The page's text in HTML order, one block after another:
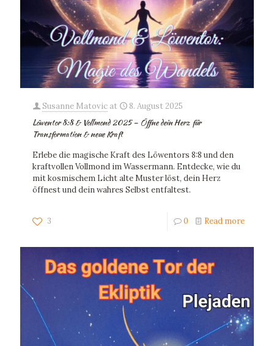
Susanne Matovic at 8. August 2025
Löwentor 8:8 & Vollmond 2025 – Öffne dein Herz für
Transformation & neue Kraft
Erlebe die magische Kraft des Löwentors 8:8 und den
kraftvollen Vollmond im Wassermann. Entdecke, wie du
mit kosmischem Licht alte Muster löst, dein Herz
öffnest und dein wahres Selbst entfaltest.
3 0 Read more